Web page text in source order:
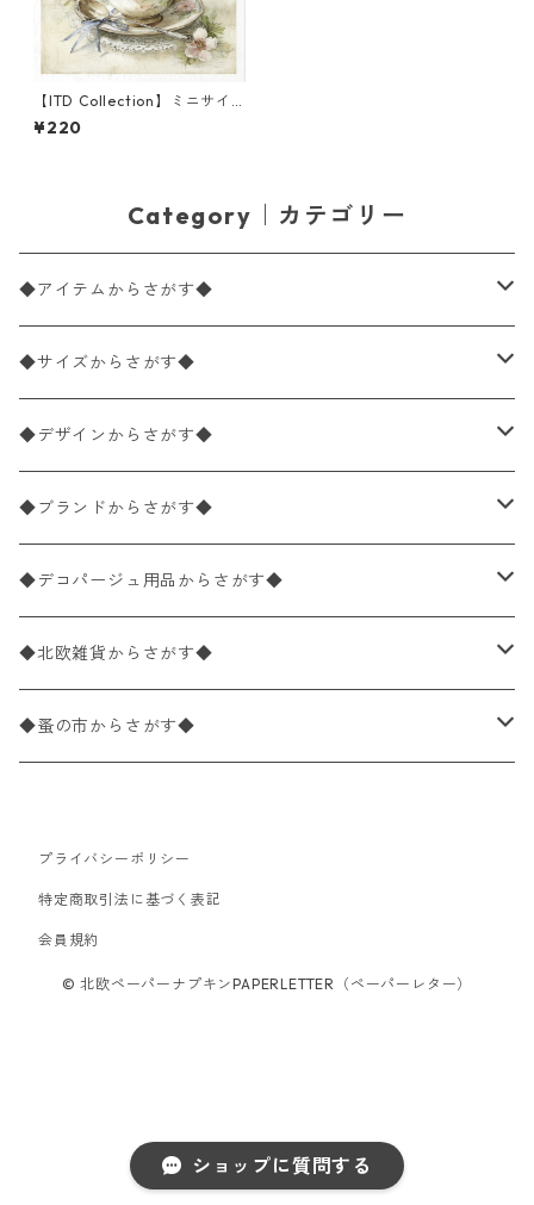
ショップに質問する
【ITD Collection】ミニサイ
ズ ライスペーパー RSM2446
デコパージュ
¥220
Category｜カテゴリー
◆アイテムからさがす◆
ペーパーナプキン2枚バラ売り
ペーパーナプキン1枚バラ売り
ペーパーナプキン20枚入りパック
ペーパーナプキン10枚入りパック
ライスペーパー
ペーパーリネンナプキン
ワックスペーパー
デコパージュ用品
◆サイズからさがす◆
33×33cm（ランチサイズ）
バラ売り
パック売り
25×25cm（カクテルサイズ）
バラ売り
パック売り
40×40cm（ディナーサイズ）
バラ売り
パック売り
21×21cm（ポケットサイズ）
バラ売り
33cm（ラウンド）
◆デザインからさがす◆
花柄
植物・グリーン柄
動物・鳥・昆虫・蝶柄
海・魚柄
食べ物・フルーツ・野菜・ドリンク柄
食器・カトラリー柄
◆ブランドからさがす◆
ドイツ製 IHR/イア
ランチサイズ
カクテルサイズ
ドイツ製 Ambiente/アンビエンテ
ランチサイズ
ドイツ製 Paperproducts Design
カクテルサイズ
ランチサイズ
カクテルサイズ
ドイツ製 ti-flair/ティーフレア
ランチサイズ
ドイツ製 PAW/パウ
ドイツ製 Home Fashion
◆デコパージュ用品からさがす◆
デコパージュ液
デコパージュ下地
デコパージュはさみ
3Dデコパージュ
◆北欧雑貨からさがす◆
シリコンモールド
トレイ
ポスター・カレンダー
◆蚤の市からさがす◆
北欧雑貨
デコパージュ用品
プライバシーポリシー
特定商取引法に基づく表記
会員規約
© 北欧ペーパーナプキンPAPERLETTER（ペーパーレター）